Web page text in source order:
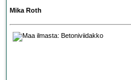
Mika Roth